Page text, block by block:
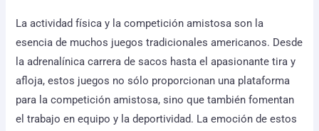
La actividad física y la competición amistosa son la
esencia de muchos juegos tradicionales americanos. Desde
la adrenalínica carrera de sacos hasta el apasionante tira y
afloja, estos juegos no sólo proporcionan una plataforma
para la competición amistosa, sino que también fomentan
el trabajo en equipo y la deportividad. La emoción de estos